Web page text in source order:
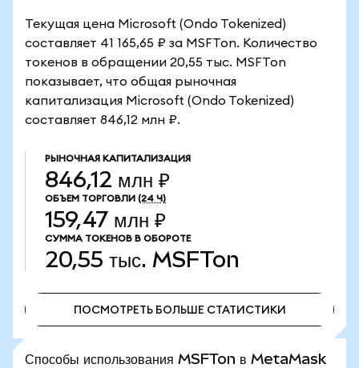
Текущая цена Microsoft (Ondo Tokenized)
составляет 41 165,65 ₽ за MSFTon. Количество
токенов в обращении 20,55 тыс. MSFTon
показывает, что общая рыночная
капитализация Microsoft (Ondo Tokenized)
составляет 846,12 млн ₽.
РЫНОЧНАЯ КАПИТАЛИЗАЦИЯ
846,12 млн ₽
ОБЪЕМ ТОРГОВЛИ (24 Ч)
159,47 млн ₽
СУММА ТОКЕНОВ В ОБОРОТЕ
20,55 тыс. MSFTon
ПОСМОТРЕТЬ БОЛЬШЕ СТАТИСТИКИ
Способы использования MSFTon в MetaMask